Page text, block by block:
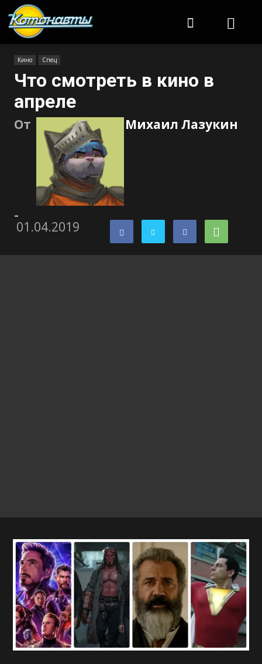
Кино Спец
Что смотреть в кино в
апреле
От Михаил Лазукин
-
01.04.2019